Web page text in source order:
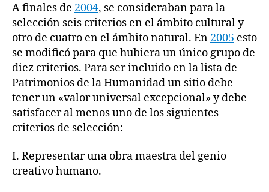
A finales de 2004, se consideraban para la
selección seis criterios en el ámbito cultural y
otro de cuatro en el ámbito natural. En 2005 esto
se modificó para que hubiera un único grupo de
diez criterios. Para ser incluido en la lista de
Patrimonios de la Humanidad un sitio debe
tener un «valor universal excepcional» y debe
satisfacer al menos uno de los siguientes
criterios de selección:
I. Representar una obra maestra del genio
creativo humano.